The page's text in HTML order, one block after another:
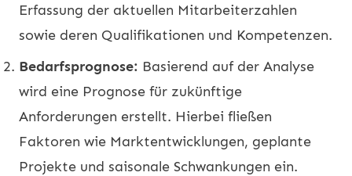
Erfassung der aktuellen Mitarbeiterzahlen
sowie deren Qualifikationen und Kompetenzen.
Bedarfsprognose: Basierend auf der Analyse
wird eine Prognose für zukünftige
Anforderungen erstellt. Hierbei fließen
Faktoren wie Marktentwicklungen, geplante
Projekte und saisonale Schwankungen ein.